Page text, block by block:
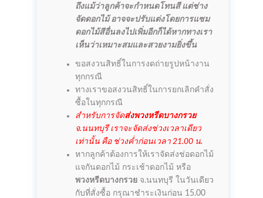
ถึงแม้ว่าลูกค้าจะกำหนดโทนสี แต่ช่าง
จัดดอกไม้ อาจจะปรับแต่งโดยการแซม
ดอกไม้สีอื่นลงไปเพิ่มอีกก็ได้หากทางเรา
เห็นว่าเหมาะสมและสวยงามยิ่งขึ้น
ขอสงวนสิทธิ์ในการงดถ่ายรูปหน้างาน
ทุกกรณี
ทางเราขอสงวนสิทธิ์ในการยกเลิกคำสั่ง
ซื้อในทุกกรณี
สำหรับการจัดส่งพวงหรีดบางกรวย
จ.นนทบุรี เราจะจัดส่งช่วงเวลาเดียว
เท่านั้น คือ ช่วงค่ำก่อนเวลา 21.00 น.
หากลูกค้าต้องการให้เราจัดส่งช่อดอกไม้
แจกันดอกไม้ กระเช้าดอกไม้ หรือ
พวงหรีดบางกรวย จ.นนทบุรี ในวันเดียว
กับที่สั่งซื้อ กรุณาชำระเงินก่อน 15.00